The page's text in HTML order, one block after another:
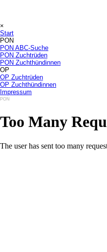
×
Start
PON
PON ABC-Suche
PON Zuchtrüden
PON Zuchthündinnen
OP
OP Zuchtrüden
OP Zuchthündinnen
Impressum
PON